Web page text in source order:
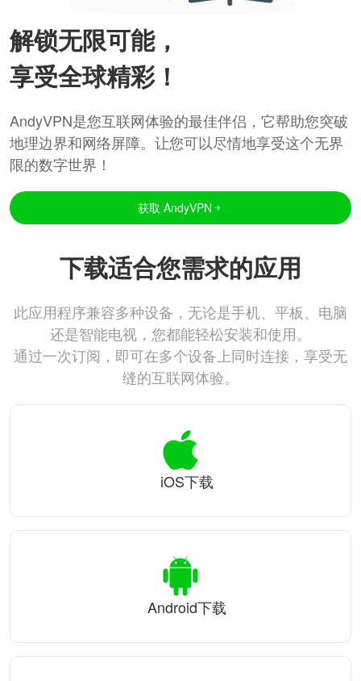
解锁无限可能，
享受全球精彩！
AndyVPN是您互联网体验的最佳伴侣，它帮助您突破
地理边界和网络屏障。让您可以尽情地享受这个无界
限的数字世界！
获取 AndyVPN
下载适合您需求的应用
此应用程序兼容多种设备，无论是手机、平板、电脑
还是智能电视，您都能轻松安装和使用。
通过一次订阅，即可在多个设备上同时连接，享受无
缝的互联网体验。
iOS下载
Android下载